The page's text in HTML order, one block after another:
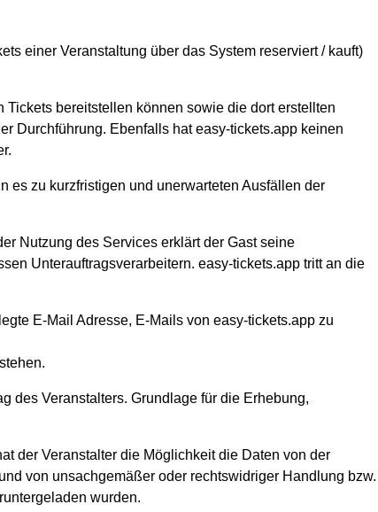
einer Veranstaltung über das System reserviert / kauft)
bereitstellen können sowie die dort erstellten
Durchführung. Ebenfalls hat easy-tickets.app keinen
es zu kurzfristigen und unerwarteten Ausfällen der
Nutzung des Services erklärt der Gast seine
Unterauftragsverarbeitern. easy-tickets.app tritt an die
E-Mail Adresse, E-Mails von easy-tickets.app zu
des Veranstalters. Grundlage für die Erhebung,
der Veranstalter die Möglichkeit die Daten von der
von unsachgemäßer oder rechtswidriger Handlung bzw.
wurden.